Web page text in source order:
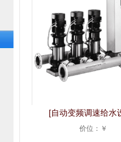
[自动变频调速给水
价位：￥